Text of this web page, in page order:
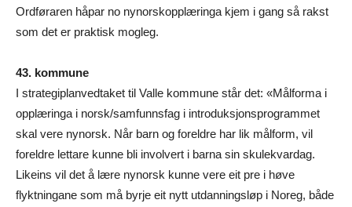
Ordføraren håpar no nynorskopplæringa kjem i gang så rakst
som det er praktisk mogleg.
43. kommune
I strategiplanvedtaket til Valle kommune står det: «Målforma i
opplæringa i norsk/samfunnsfag i introduksjonsprogrammet
skal vere nynorsk. Når barn og foreldre har lik målform, vil
foreldre lettare kunne bli involvert i barna sin skulekvardag.
Likeins vil det å lære nynorsk kunne vere eit pre i høve
flyktningane som må byrje eit nytt utdanningsløp i Noreg, både